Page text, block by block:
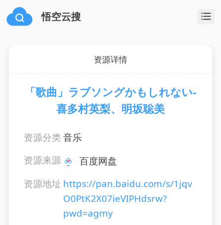
悟空云搜
资源详情
「歌曲」ラブソングかもしれない-
喜多村英梨、明坂聡美
资源分类音乐
资源来源
百度网盘
资源地址 https://pan.baidu.com/s/1jqv
O0PtK2X07ieVIPHdsrw?
pwd=agmy